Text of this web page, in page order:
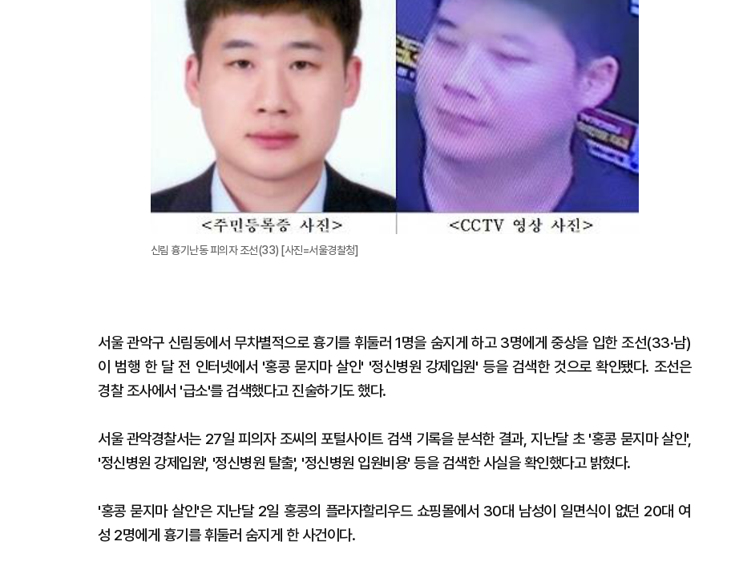
신림 흉기난동 피의자 조선(33) [사진=서울경찰청]
서울 관악구 신림동에서 무차별적으로 흉기를 휘둘러 1명을 숨지게 하고 3명에게 중상을 입한 조선(33·남)
이 범행 한 달 전 인터넷에서 '홍콩 묻지마 살인' '정신병원 강제입원' 등을 검색한 것으로 확인됐다. 조선은
경찰 조사에서 '급소'를 검색했다고 진술하기도 했다.
서울 관악경찰서는 27일 피의자 조씨의 포털사이트 검색 기록을 분석한 결과, 지난달 초 '홍콩 묻지마 살인',
'정신병원 강제입원', '정신병원 탈출', '정신병원 입원비용' 등을 검색한 사실을 확인했다고 밝혔다.
'홍콩 묻지마 살인'은 지난달 2일 홍콩의 플라자할리우드 쇼핑몰에서 30대 남성이 일면식이 없던 20대 여
성 2명에게 흉기를 휘둘러 숨지게 한 사건이다.